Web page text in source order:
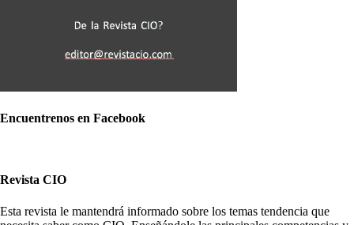
Encuentrenos en Facebook
Revista CIO
Esta revista le mantendrá informado sobre los temas tendencia que